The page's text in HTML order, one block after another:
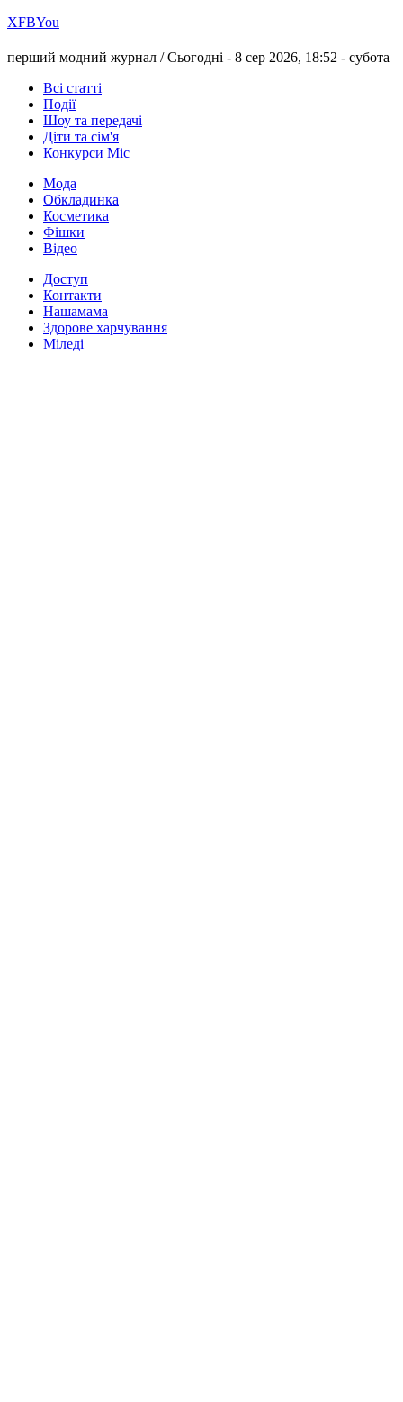
ХFBYou
перший модний журнал /Сьогодні - 8 сер 2026, 18:52 - субота
Всі статті
Події
Шоу та передачі
Діти та сім'я
Конкурси Міс
Мода
Обкладинка
Косметика
Фішки
Відео
Доступ
Контакти
Нашамама
Здорове харчування
Міледі